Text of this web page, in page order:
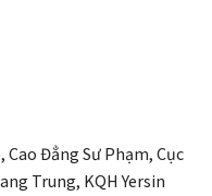
Đẳng Sư Phạm, Cục
Trung, KQH Yersin